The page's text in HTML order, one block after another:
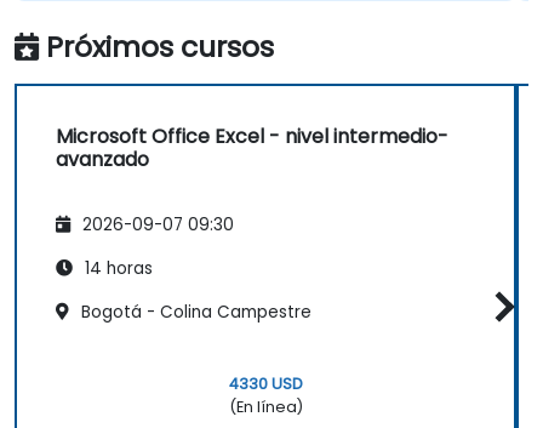
Próximos cursos
Microsoft Office Excel - nivel intermedio-
avanzado
2026-09-07 09:30
14 horas
Bogotá - Colina Campestre
4330 USD
(En línea)